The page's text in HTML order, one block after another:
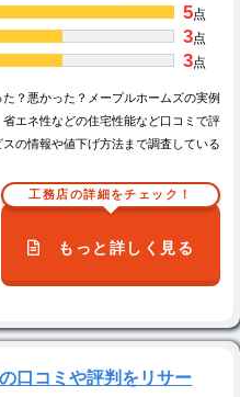
5点
3点
3点
？悪かった？メープルホームズの実例
エネ性などの住宅性能など口コミで評
の情報や値下げ方法まで調査している
工務店の詳細をチェック！
もっと詳しく見る
口コミや評判をリサー